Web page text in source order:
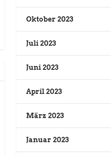
Oktober 2023
Juli 2023
Juni 2023
April 2023
März 2023
Januar 2023